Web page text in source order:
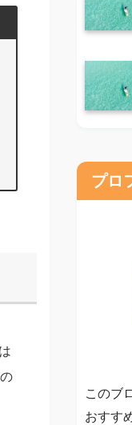
プロ
このブ
おすす